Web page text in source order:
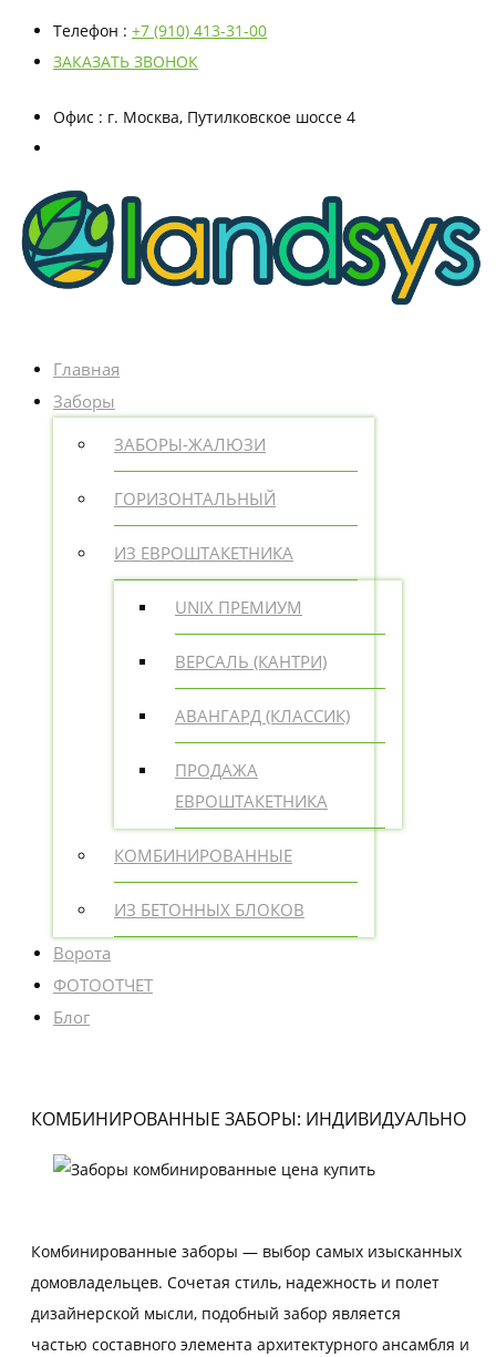
Телефон : +7 (910) 413-31-00
ЗАКАЗАТЬ ЗВОНОК
Офис : г. Москва, Путилковское шоссе 4
Главная
Заборы
ЗАБОРЫ-ЖАЛЮЗИ
ГОРИЗОНТАЛЬНЫЙ
ИЗ ЕВРОШТАКЕТНИКА
UNIX ПРЕМИУМ
ВЕРСАЛЬ (КАНТРИ)
АВАНГАРД (КЛАССИК)
ПРОДАЖА
ЕВРОШТАКЕТНИКА
КОМБИНИРОВАННЫЕ
ИЗ БЕТОННЫХ БЛОКОВ
Ворота
ФОТООТЧЕТ
Блог
КОМБИНИРОВАННЫЕ ЗАБОРЫ: ИНДИВИДУАЛЬНО
Комбинированные заборы — выбор самых изысканных
домовладельцев. Сочетая стиль, надежность и полет
дизайнерской мысли, подобный забор является
частью составного элемента архитектурного ансамбля и